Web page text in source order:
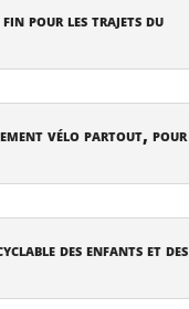
pour les trajets du
vélo partout, pour
des enfants et des